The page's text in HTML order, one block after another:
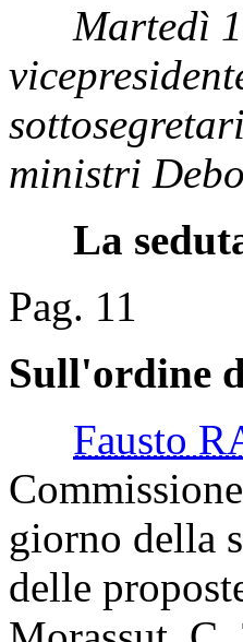
Martedì
ministri
La
Pag. 11
Sull'ordine
Fausto
giorno della
delle